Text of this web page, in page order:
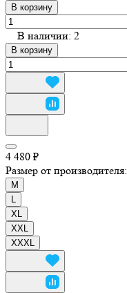
В корзину
В наличии: 2
В корзину
4 480 ₽
Размер от производителя:
M
XL
XXL
XXXL